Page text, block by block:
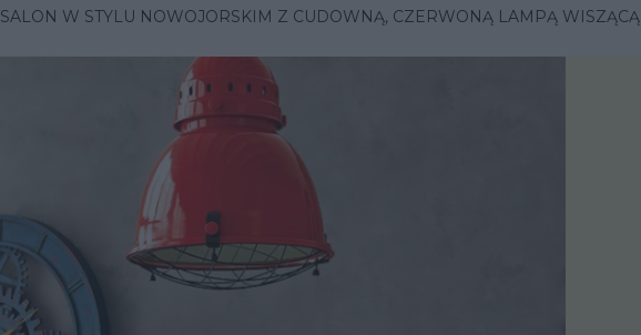
SALON W STYLU NOWOJORSKIM Z CUDOWNĄ, CZERWONĄ LAMPĄ WISZĄCĄ